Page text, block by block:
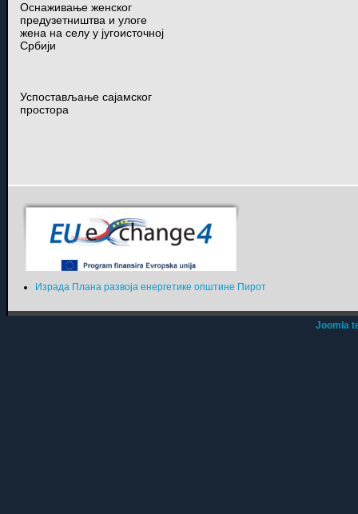
Оснаживање женског
предузетништва и улоге
жена на селу у југоисточној
Србији
Успостављање сајамског
простора
Израда Плана развоја енергетике општине Пирот
Joomla